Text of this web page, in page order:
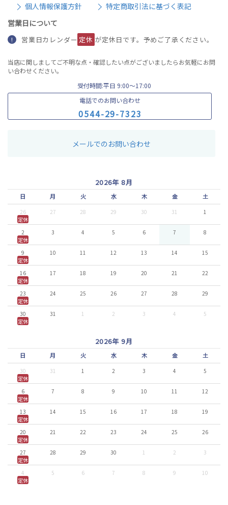
個人情報保護方針
特定商取引法に基づく表記
営業日について
! 営業日カレンダー 定休 が定休日です。予めご了承ください。
当店に関しましてご不明な点・確認したい点がございましたらお気軽にお問
い合わせください。
受付時間:平日 9:00〜17:00
電話でのお問い合わせ
0544-29-7323
メールでのお問い合わせ
2026年 8月
日 月 火 水 木 金 土
26 27 28 29 30 31
1
定休
2
3 4 5 6 7
8
定休
9
10 11 12 13 14
15
定休
16
17 18 19 20 21
22
定休
23
24 25 26 27 28
29
定休
30
31 1 2 3 4
5
定休
2026年 9月
日 月 火 水 木 金 土
30 31 1 2 3 4
5
定休
6
7 8 9 10 11
12
定休
13
14 15 16 17 18
19
定休
20
21 22 23 24 25
26
定休
27
28 29 30 1 2
3
定休
4
5 6 7 8 9
10
定休